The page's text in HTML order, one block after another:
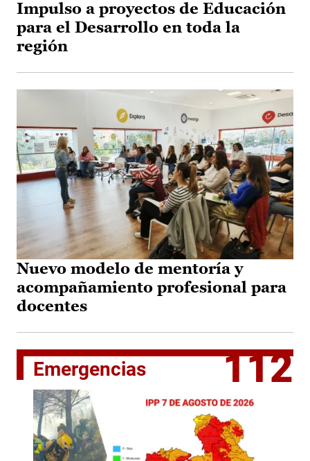
Impulso a proyectos de Educación
para el Desarrollo en toda la
región
Nuevo modelo de mentoría y
acompañamiento profesional para
docentes
Emergencias 112